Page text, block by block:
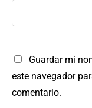
Guardar mi
este navegador
comentario.